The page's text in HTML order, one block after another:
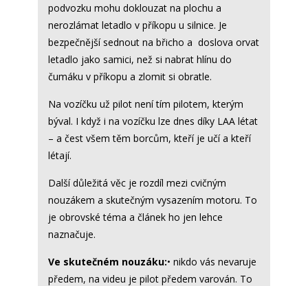
podvozku mohu doklouzat na plochu a
nerozlámat letadlo v příkopu u silnice. Je
bezpečnější sednout na břicho a doslova orvat
letadlo jako samici, než si nabrat hlínu do
čumáku v příkopu a zlomit si obratle.
Na vozíčku už pilot není tím pilotem, kterým
býval. I když i na vozíčku lze dnes díky LAA létat
– a čest všem těm borcům, kteří je učí a kteří
létají.
Další důležitá věc je rozdíl mezi cvičným
nouzákem a skutečným vysazením motoru. To
je obrovské téma a článek ho jen lehce
naznačuje.
Ve skutečném nouzáku:• nikdo vás nevaruje
předem, na videu je pilot předem varován. To